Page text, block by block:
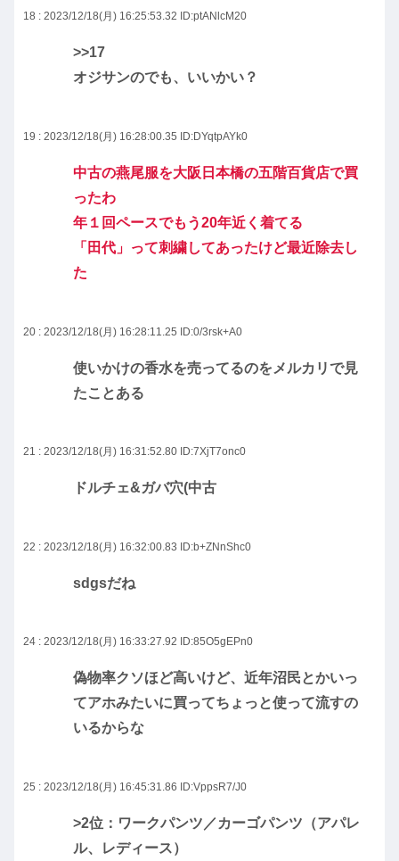
18 : 2023/12/18(月) 16:25:53.32 ID:ptANlcM20
>>17
オジサンのでも、いいかい？
19 : 2023/12/18(月) 16:28:00.35 ID:DYqtpAYk0
中古の燕尾服を大阪日本橋の五階百貨店で買
ったわ
年１回ペースでもう20年近く着てる
「田代」って刺繍してあったけど最近除去し
た
20 : 2023/12/18(月) 16:28:11.25 ID:0/3rsk+A0
使いかけの香水を売ってるのをメルカリで見
たことある
21 : 2023/12/18(月) 16:31:52.80 ID:7XjT7onc0
ドルチェ&ガバ穴(中古
22 : 2023/12/18(月) 16:32:00.83 ID:b+ZNnShc0
sdgsだね
24 : 2023/12/18(月) 16:33:27.92 ID:85O5gEPn0
偽物率クソほど高いけど、近年沼民とかいっ
てアホみたいに買ってちょっと使って流すの
いるからな
25 : 2023/12/18(月) 16:45:31.86 ID:VppsR7/J0
>2位：ワークパンツ／カーゴパンツ（アパレ
ル、レディース）